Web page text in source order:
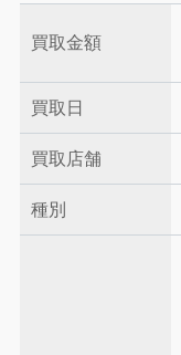
買取金額
買取日
買取店舗
種別